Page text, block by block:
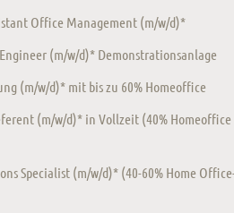
Office Management (m/w/d)*
(m/w/d)* Demonstrationsanlage
(m/w/d)* mit bis zu 60% Homeoffice
(m/w/d)* in Vollzeit (40% Homeoffice
Specialist (m/w/d)* (40-60% Home